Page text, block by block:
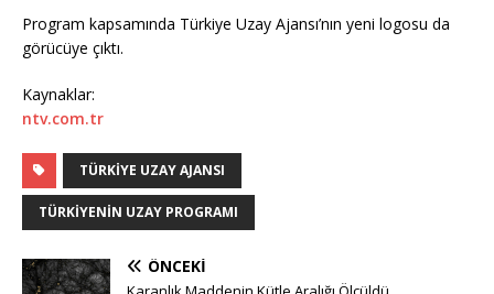
Program kapsamında Türkiye Uzay Ajansı’nın yeni logosu da
görücüye çıktı.
Kaynaklar:
ntv.com.tr
TÜRKIYE UZAY AJANSI
TÜRKIYENIN UZAY PROGRAMI
ÖNCEKI